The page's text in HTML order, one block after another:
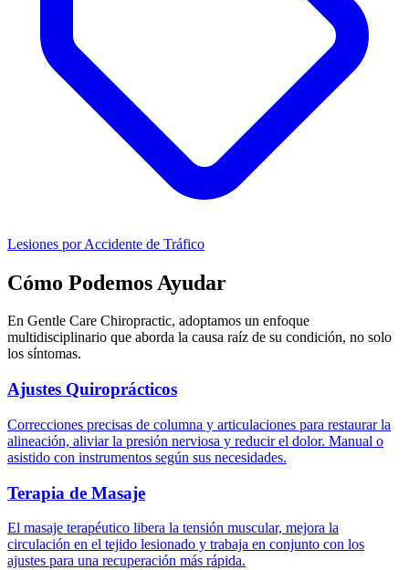
Lesiones por Accidente de Tráfico
Cómo Podemos Ayudar
En Gentle Care Chiropractic, adoptamos un enfoque
multidisciplinario que aborda la causa raíz de su condición, no solo
los síntomas.
Ajustes Quiroprácticos
Correcciones precisas de columna y articulaciones para restaurar la
alineación, aliviar la presión nerviosa y reducir el dolor. Manual o
asistido con instrumentos según sus necesidades.
Terapia de Masaje
El masaje terapéutico libera la tensión muscular, mejora la
circulación en el tejido lesionado y trabaja en conjunto con los
ajustes para una recuperación más rápida.